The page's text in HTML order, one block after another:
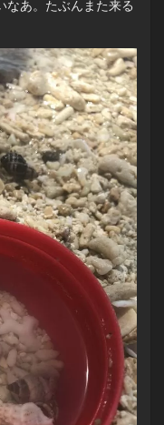
なあ。たぶんまた来る